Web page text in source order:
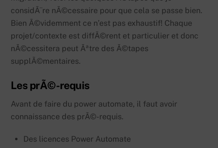
considÃ¨re nÃ©cessaire pour que cela se passe bien.
Bien Ã©videmment ce n’est pas exhaustif! Chaque
projet/contexte est diffÃ©rent et particulier et donc
nÃ©cessitera peut Ãªtre des Ã©tapes
supplÃ©mentaires.
Les prÃ©-requis
Avant de faire du power automate, il faut avoir
connaissance des prÃ©-requis.
Des licences Power Automate